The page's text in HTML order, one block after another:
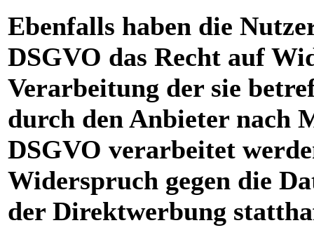
Ebenfalls haben die
DSGVO das Recht auf
Verarbeitung der sie
durch den Anbieter nach
DSGVO verarbeitet
Widerspruch gegen die
der Direktwerbung